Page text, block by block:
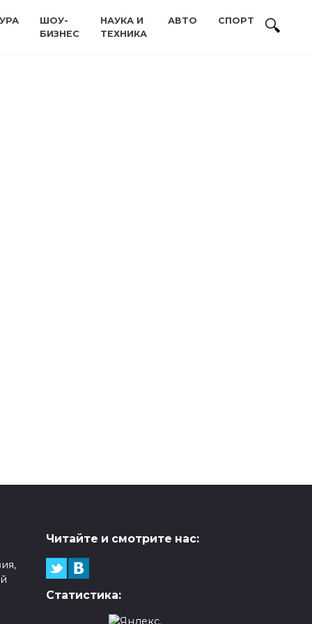
ШОУ-
БИЗНЕС
НАУКА И
ТЕХНИКА
АВТО СПОРТ
Читайте и смотрите нас:
Статистика: